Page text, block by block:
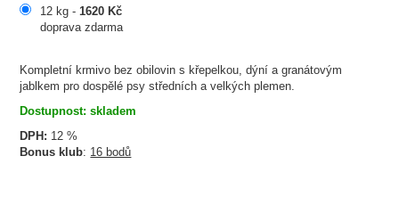
Kompletní krmivo bez obilovin s křepelkou, dýní a granátovým
jablkem pro dospělé psy středních a velkých plemen.
Dostupnost: skladem
DPH: 12 %
Bonus klub: 16 bodů
12 kg -1620 Kč
doprava zdarma